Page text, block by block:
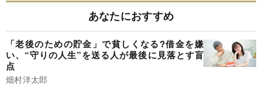
あなたにおすすめ
「老後のための貯金」で貧しくなる?借金を嫌
い、“守りの人生”を送る人が最後に見落とす盲
点
畑村洋太郎